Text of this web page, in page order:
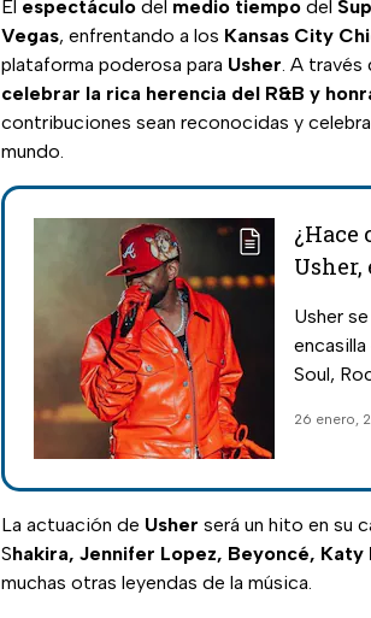
El espectáculo del medio tiempo del
Vegas, enfrentando a los Kansas City
plataforma poderosa para Usher. A través
celebrar la rica herencia del R&B y
contribuciones sean reconocidas y
mundo.
Usher
Soul,
26 enero,
La actuación de Usher será un hito en su
Shakira, Jennifer Lopez, Beyoncé,
muchas otras leyendas de la música.